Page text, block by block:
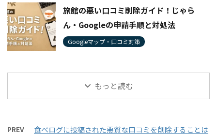
旅館の悪い口コミ削除ガイド！じゃら
ん・Googleの申請手順と対処法
Googleマップ・口コミ対策
もっと読む
PREV
食べログに投稿された悪質な口コミを削除することは